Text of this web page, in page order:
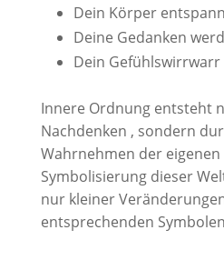
Dein Körper
Deine Gedanken
Dein
Innere Ordnung entsteht
Nachdenken , sondern
Wahrnehmen der
Symbolisierung dieser
nur kleiner
entsprechenden